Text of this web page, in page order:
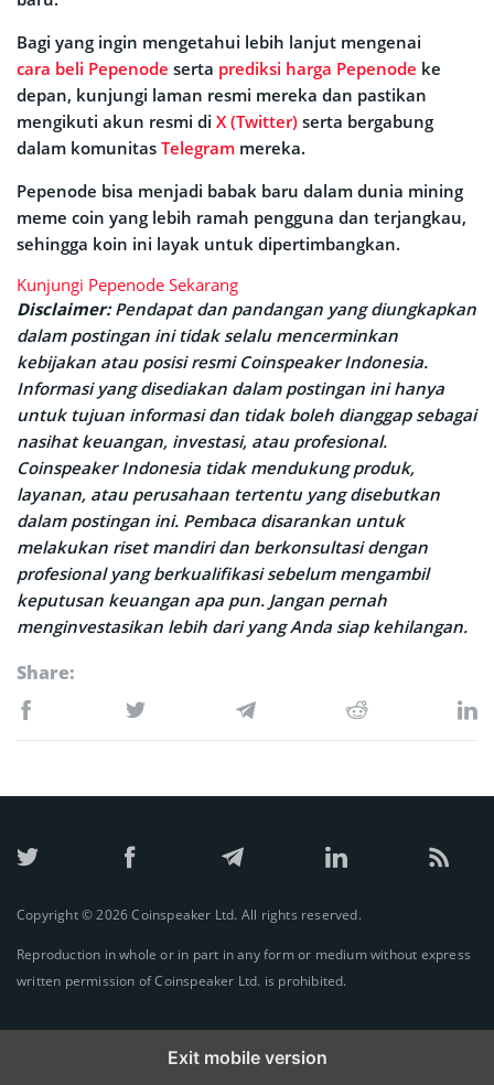
Bagi yang ingin mengetahui lebih lanjut mengenai
cara beli Pepenode serta prediksi harga Pepenode ke
depan, kunjungi laman resmi mereka dan pastikan
mengikuti akun resmi di X (Twitter) serta bergabung
dalam komunitas Telegram mereka.
Pepenode bisa menjadi babak baru dalam dunia mining
meme coin yang lebih ramah pengguna dan terjangkau,
sehingga koin ini layak untuk dipertimbangkan.
Kunjungi Pepenode Sekarang
Disclaimer:Pendapat dan pandangan yang diungkapkan
dalam postingan ini tidak selalu mencerminkan
kebijakan atau posisi resmi Coinspeaker Indonesia.
Informasi yang disediakan dalam postingan ini hanya
untuk tujuan informasi dan tidak boleh dianggap sebagai
nasihat keuangan, investasi, atau profesional.
Coinspeaker Indonesia tidak mendukung produk,
layanan, atau perusahaan tertentu yang disebutkan
dalam postingan ini. Pembaca disarankan untuk
melakukan riset mandiri dan berkonsultasi dengan
profesional yang berkualifikasi sebelum mengambil
keputusan keuangan apa pun. Jangan pernah
menginvestasikan lebih dari yang Anda siap kehilangan.
Share:
Copyright © 2026 Coinspeaker Ltd. All rights reserved.
Reproduction in whole or in part in any form or medium without express
written permission of Coinspeaker Ltd. is prohibited.
Exit mobile version